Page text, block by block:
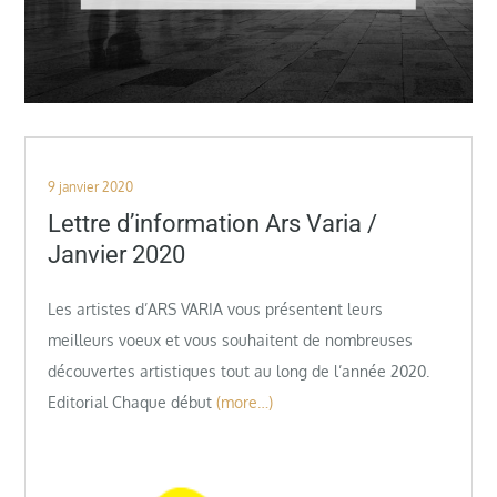
Posted
on
9 janvier 2020
Lettre d’information Ars Varia /
Janvier 2020
Les artistes d’ARS VARIA vous présentent leurs
meilleurs voeux et vous souhaitent de nombreuses
découvertes artistiques tout au long de l’année 2020.
Editorial Chaque début (more…)